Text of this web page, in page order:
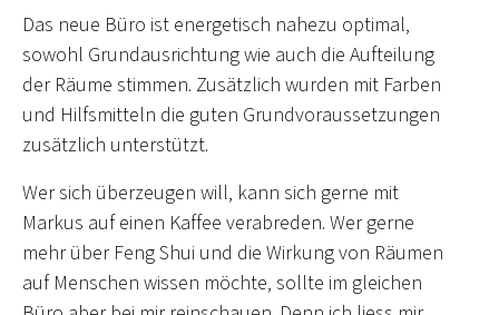
Das neue Büro ist energetisch nahezu optimal,
sowohl Grundausrichtung wie auch die Aufteilung
der Räume stimmen. Zusätzlich wurden mit Farben
und Hilfsmitteln die guten Grundvoraussetzungen
zusätzlich unterstützt.
Wer sich überzeugen will, kann sich gerne mit
Markus auf einen Kaffee verabreden. Wer gerne
mehr über Feng Shui und die Wirkung von Räumen
auf Menschen wissen möchte, sollte im gleichen